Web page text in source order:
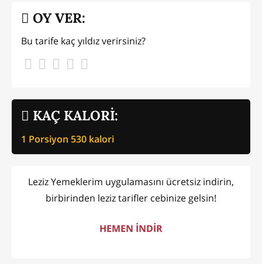
KAÇ KALORİ:
1 Porsiyon 530 kalori
OY VER:
Bu tarife kaç yıldız verirsiniz?
Leziz Yemeklerim uygulamasını ücretsiz indirin,
birbirinden leziz tarifler cebinize gelsin!
HEMEN İNDİR